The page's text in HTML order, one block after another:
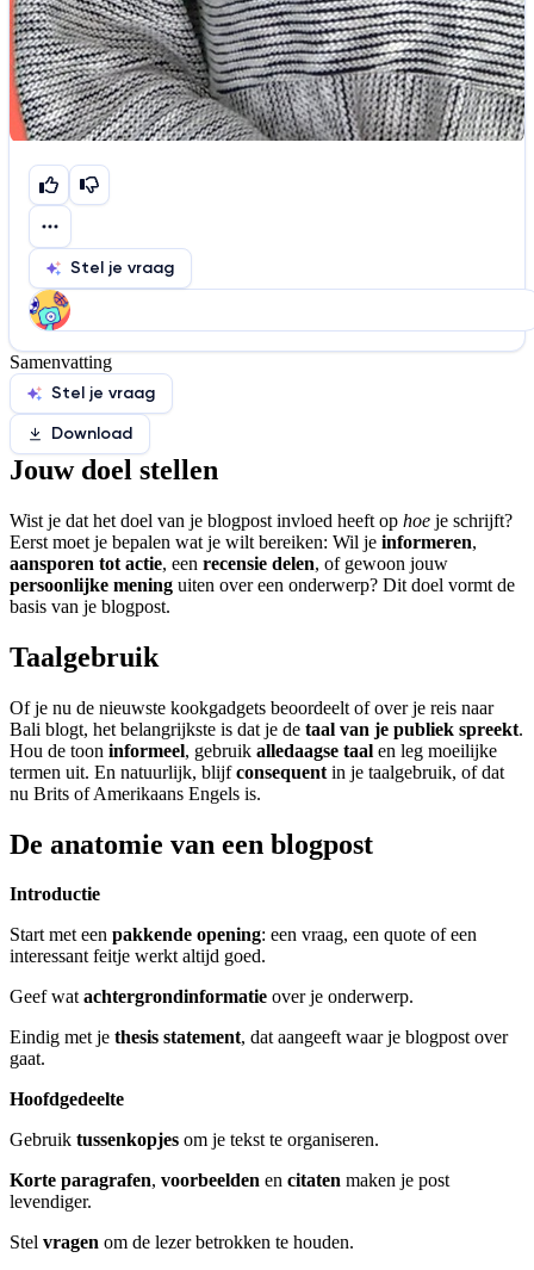
Stel je vraag
Help ons de video te verbeteren
De audio is slecht
Informatie is onjuist
De docent is te langdradig
De uitleg gaat te langzaam
De uitleg gaat te snel
Afspelen werkte niet
Iets anders
Samenvatting
Stel je vraag
Download
Jouw doel stellen
Wist je dat het doel van je blogpost invloed heeft op hoe je schrijft?
Eerst moet je bepalen wat je wilt bereiken: Wil je informeren,
aansporen tot actie, een recensie delen, of gewoon jouw
persoonlijke mening uiten over een onderwerp? Dit doel vormt de
basis van je blogpost.
Taalgebruik
Of je nu de nieuwste kookgadgets beoordeelt of over je reis naar
Bali blogt, het belangrijkste is dat je de taal van je publiek spreekt.
Hou de toon informeel, gebruik alledaagse taal en leg moeilijke
termen uit. En natuurlijk, blijfconsequent in je taalgebruik, of dat
nu Brits of Amerikaans Engels is.
De anatomie van een blogpost
Introductie
Start met een pakkende opening: een vraag, een quote of een
interessant feitje werkt altijd goed.
Geef watachtergrondinformatie over je onderwerp.
Eindig met je thesis statement, dat aangeeft waar je blogpost over
gaat.
Hoofdgedeelte
Gebruik tussenkopjes om je tekst te organiseren.
Korte paragrafen, voorbeelden en citaten maken je post
levendiger.
Stel vragen om de lezer betrokken te houden.